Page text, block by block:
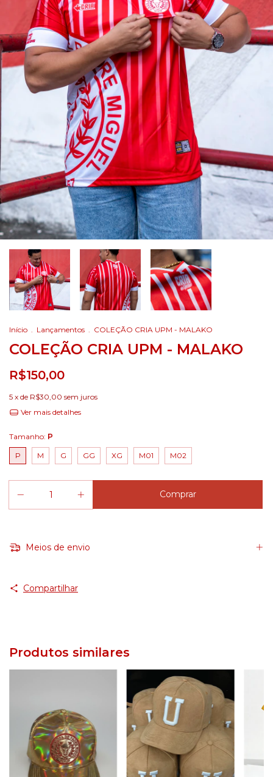
Início . Lançamentos . COLEÇÃO CRIA UPM - MALAKO
COLEÇÃO CRIA UPM - MALAKO
R$150,00
5 x de R$30,00 sem juros
Ver mais detalhes
Tamanho: P
P M G GG XG M01 M02
Meios de envio
Compartilhar
Produtos similares